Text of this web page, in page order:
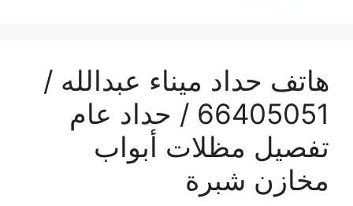
هاتف حداد ميناء عبدالله /
66405051 / حداد عام
تفصيل مظلات أبواب
مخازن شبرة